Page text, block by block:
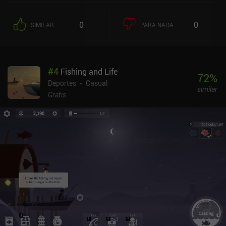
poco más rápido).
SIMILAR 0 PARA NADA 0
#4 Fishing and Life
Deportes
Casual
Gratis
72%
similar